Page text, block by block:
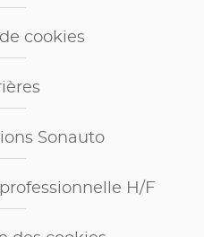
cookies
Sonauto
H/F